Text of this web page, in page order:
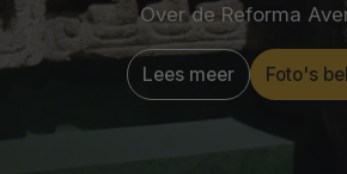
Over de Reforma
Lees meer Foto's